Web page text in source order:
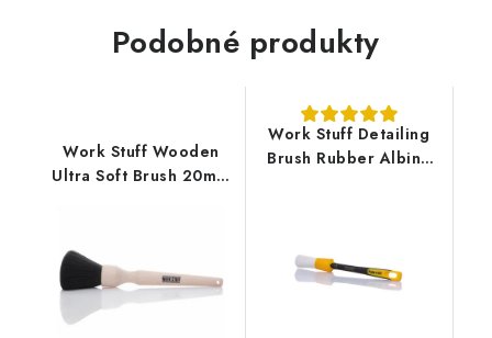
Podobné produkty
Work Stuff Wooden
Ultra Soft Brush 20mm
Work Stuff Detailing
Brush Rubber Albino